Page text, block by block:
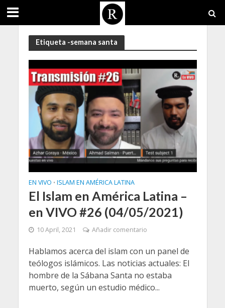
Etiqueta -semana santa
EN VIVO • ISLAM EN AMÉRICA LATINA
El Islam en América Latina –
en VIVO #26 (04/05/2021)
10 April, 2021 Añadir comentario
Hablamos acerca del islam con un panel de
teólogos islámicos. Las noticias actuales: El
hombre de la Sábana Santa no estaba
muerto, según un estudio médico...